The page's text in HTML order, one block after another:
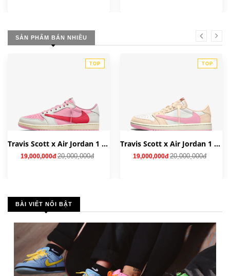
SẢN PHẨM BÁN NHIỀU
TOP
Travis Scott x Air Jordan 1 Low OG 'Tropical Pink' IQ7604-101
19,000,000đ 20,000,000đ
TOP
Travis Scott x Air Jordan 1 Low OG 'Shy Pink' IQ7604-100
19,000,000đ 20,000,000đ
BÀI VIẾT NỔI BẬT